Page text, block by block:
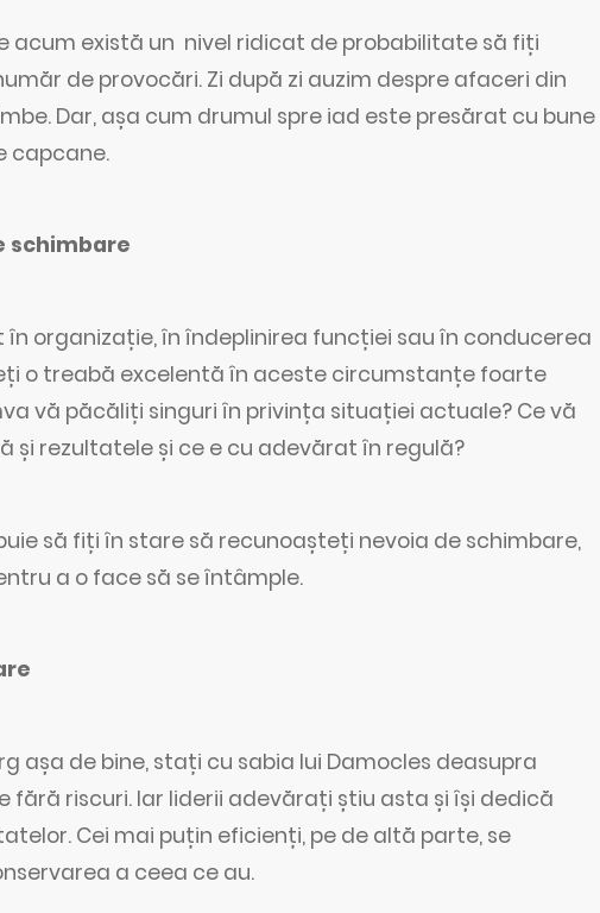
acum există un nivel ridicat de probabilitate să fiți
de provocări. Zi după zi auzim despre afaceri din
Dar, așa cum drumul spre iad este presărat cu bune
capcane.
schimbare
organizație, în îndeplinirea funcției sau în conducerea
o treabă excelentă în aceste circumstanțe foarte
vă păcăliți singuri în privința situației actuale? Ce vă
rezultatele și ce e cu adevărat în regulă?
să fiți în stare să recunoașteți nevoia de schimbare,
a o face să se întâmple.
așa de bine, stați cu sabia lui Damocles deasupra
fără riscuri. Iar liderii adevărați știu asta și își dedică
Cei mai puțin eficienți, pe de altă parte, se
a ceea ce au.